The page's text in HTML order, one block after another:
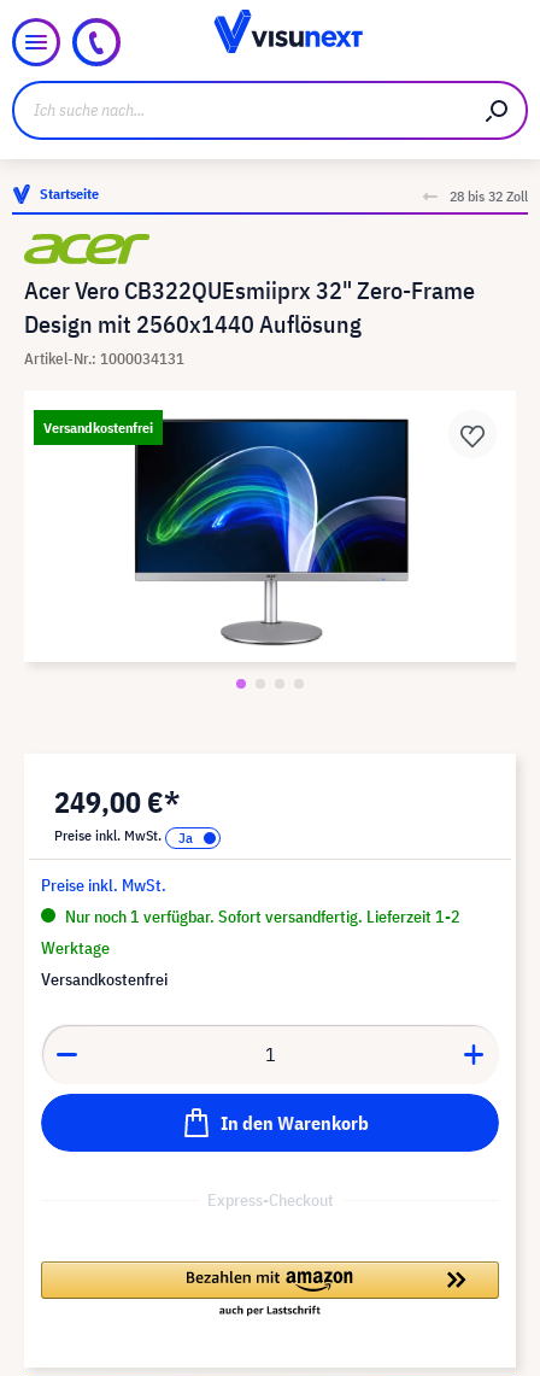
Startseite 28 bis 32 Zoll
Acer Vero CB322QUEsmiiprx 32" Zero-Frame
Design mit 2560x1440 Auflösung
Artikel-Nr.: 1000034131
Versandkostenfrei
249,00 €*
Preise inkl. MwSt.
Preise inkl. MwSt.
Nur noch 1 verfügbar. Sofort versandfertig. Lieferzeit 1-2
Werktage
Versandkostenfrei
In den Warenkorb
Express-Checkout